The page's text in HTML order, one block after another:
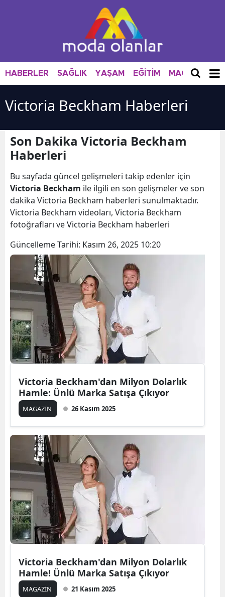
HABERLER SAĞLIK YAŞAM EĞİTİM MAGAZİN
Victoria Beckham Haberleri
Son Dakika Victoria Beckham
Haberleri
Bu sayfada güncel gelişmeleri takip edenler için
Victoria Beckham ile ilgili en son gelişmeler ve son
dakika Victoria Beckham haberleri sunulmaktadır.
Victoria Beckham videoları, Victoria Beckham
fotoğrafları ve Victoria Beckham haberleri
Güncelleme Tarihi: Kasım 26, 2025 10:20
Victoria Beckham'dan Milyon Dolarlık
Hamle: Ünlü Marka Satışa Çıkıyor
MAGAZİN 26 Kasım 2025
Victoria Beckham'dan Milyon Dolarlık
Hamle! Ünlü Marka Satışa Çıkıyor
MAGAZİN 21 Kasım 2025